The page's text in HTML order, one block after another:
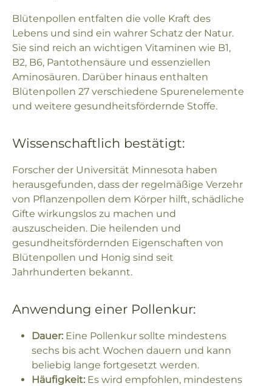
Blütenpollen entfalten die volle Kraft des
Lebens und sind ein wahrer Schatz der Natur.
Sie sind reich an wichtigen Vitaminen wie B1,
B2, B6, Pantothensäure und essenziellen
Aminosäuren. Darüber hinaus enthalten
Blütenpollen 27 verschiedene Spurenelemente
und weitere gesundheitsfördernde Stoffe.
Wissenschaftlich bestätigt:
Forscher der Universität Minnesota haben
herausgefunden, dass der regelmäßige Verzehr
von Pflanzenpollen dem Körper hilft, schädliche
Gifte wirkungslos zu machen und
auszuscheiden. Die heilenden und
gesundheitsfördernden Eigenschaften von
Blütenpollen und Honig sind seit
Jahrhunderten bekannt.
Anwendung einer Pollenkur:
Dauer: Eine Pollenkur sollte mindestens
sechs bis acht Wochen dauern und kann
beliebig lange fortgesetzt werden.
Häufigkeit: Es wird empfohlen, mindestens